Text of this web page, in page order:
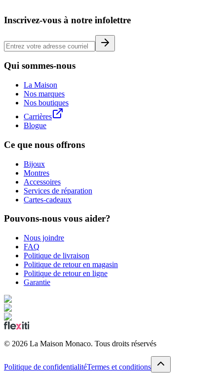
Inscrivez-vous à notre infolettre
Qui sommes-nous
La Maison
Nos marques
Nos boutiques
Carrières
Blogue
Ce que nous offrons
Bijoux
Montres
Accessoires
Services de réparation
Cartes-cadeaux
Pouvons-nous vous aider?
Nous joindre
FAQ
Politique de livraison
Politique de retour en magasin
Politique de retour en ligne
Garantie
© 2026 La Maison Monaco. Tous droits réservés
Politique de confidentialitéTermes et conditions